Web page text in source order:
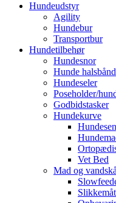
Hundeudstyr
Agility
Hundebur
Transportbur
Hundetilbehør
Hundesnor
Hunde halsbånd
Hundeseler
Poseholder/
Godbidstasker
Hundekurve
Vet Bed
Mad og